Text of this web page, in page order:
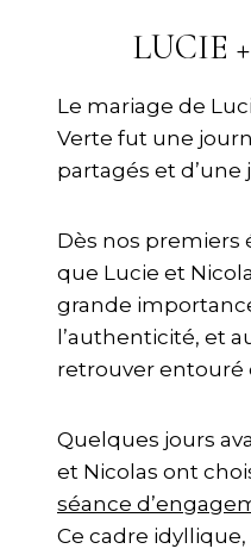
LUCIE
Le mariage de
Verte fut une
partagés et d’une
Dès nos premiers
que Lucie et
grande
l’authenticité, et
retrouver entouré
Quelques jours
et Nicolas ont
séance
Ce cadre